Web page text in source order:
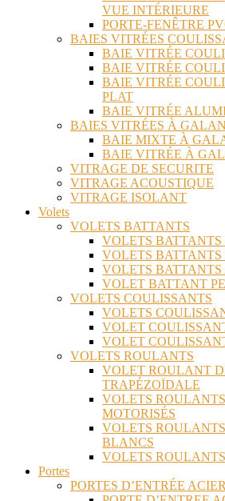
VUE INTÉRIEURE
PORTE-FENÊTRE
BAIES VITRÉES
BAIE VITRÉE
BAIE VITRÉE
BAIE VITRÉE
PLAT
BAIE VITRÉE
BAIES VITRÉES À
BAIE MIXTE À
BAIE VITRÉE À
VITRAGE DE SECURITE
VITRAGE ACOUSTIQUE
VITRAGE ISOLANT
Volets
VOLETS BATTANTS
VOLETS BATTANTS
VOLETS BATTANTS
VOLETS
VOLET BATTANT
VOLETS COULISSANTS
VOLETS
VOLET
VOLET
VOLETS ROULANTS
VOLET ROULANT
TRAPÉZOÏDALE
VOLETS
MOTORISÉS
VOLETS
BLANCS
VOLETS
Portes
PORTES D’ENTRÉE